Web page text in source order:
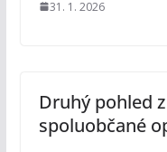
31. 1. 2026
Druhý pohled
spoluobčané